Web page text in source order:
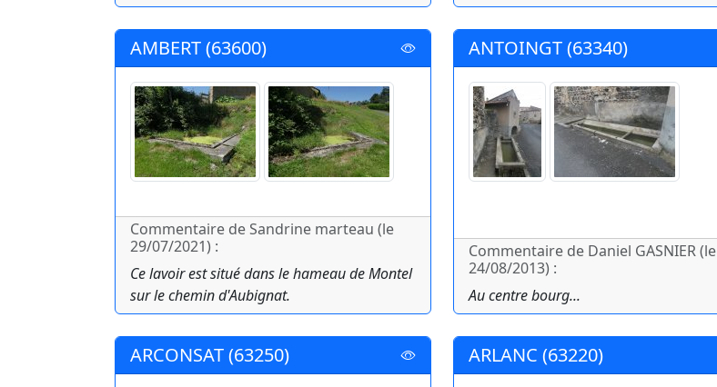
AMBERT (63600)
Commentaire de Sandrine marteau (le
29/07/2021) :
Ce lavoir est situé dans le hameau de Montel
sur le chemin d'Aubignat.
ANTOINGT (63340)
Commentaire de Daniel GASNIER (le
24/08/2013) :
Au centre bourg...
ARCONSAT (63250) ARLANC (63220)